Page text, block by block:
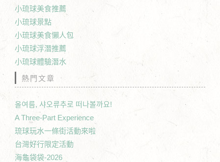
小琉球美食推薦
小琉球景點
小琉球美食懶人包
小琉球浮潛推薦
小琉球體驗潛水
熱門文章
올여름, 샤오류추로 떠나볼까요!
A Three-Part Experience
琉球玩水一條街活動來啦
台灣好行限定活動
海龜袋袋-2026